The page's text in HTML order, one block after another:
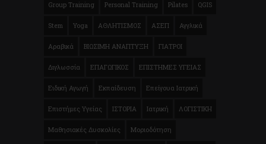
Group Training Personal Training Pilates QGIS
Stem Yoga ΑΘΛΗΤΙΣΜΟΣ ΑΣΕΠ Αγγλικά
Αραβικά ΒΙΩΣΙΜΗ ΑΝΑΠΤΥΞΗ ΓΙΑΤΡΟΙ
Διγλωσσία ΕΠΑΓΩΓΙΚΟΣ ΕΠΙΣΤΗΜΕΣ ΥΓΕΙΑΣ
Ειδική Αγωγή Εκπαίδευση Επείγουα Ιατρική
Επιστήμες Υγείας ΙΣΤΟΡΙΑ Ιατρική ΛΟΓΙΣΤΙΚΗ
Μαθησιακές Δυσκολίες Μοριοδότηση